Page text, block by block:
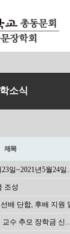
소식
제목
일~2021년5월24
조성
배 단합, 후배 지원
교수 추모 장학금 신